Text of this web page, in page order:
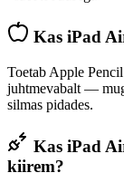
Kas iPad
Toetab Apple
juhtmevabalt —
silmas pidades.
Kas iPad
kiirem?